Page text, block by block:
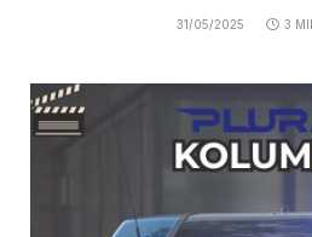
31/05/2025 3